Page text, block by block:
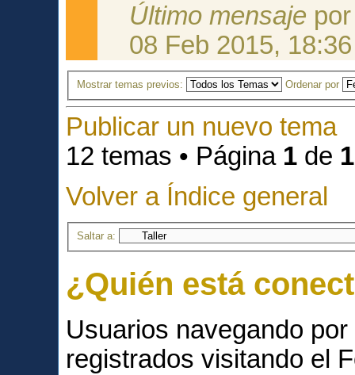
Último mensaje
08 Feb 2015, 18:36
Mostrar temas previos: Ordenar por
Publicar un nuevo tema
12 temas • Página 1 de 1
Volver a Índice general
Saltar a:
¿Quién está
Usuarios navegando
registrados visitando el